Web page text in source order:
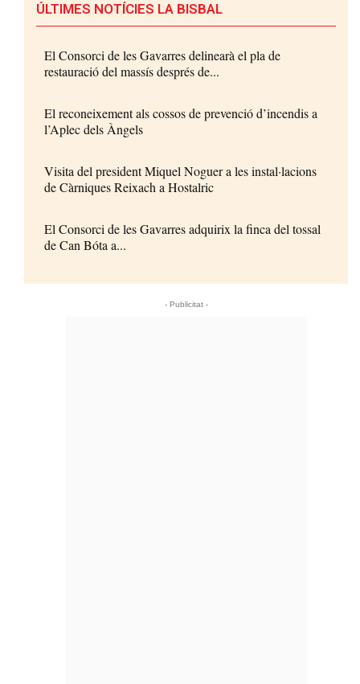
ÚLTIMES NOTÍCIES LA BISBAL
El Consorci de les Gavarres delinearà el pla de
restauració del massís després de...
El reconeixement als cossos de prevenció d’incendis a
l’Aplec dels Àngels
Visita del president Miquel Noguer a les instal·lacions
de Càrniques Reixach a Hostalric
El Consorci de les Gavarres adquirix la finca del tossal
de Can Bóta a...
- Publicitat -